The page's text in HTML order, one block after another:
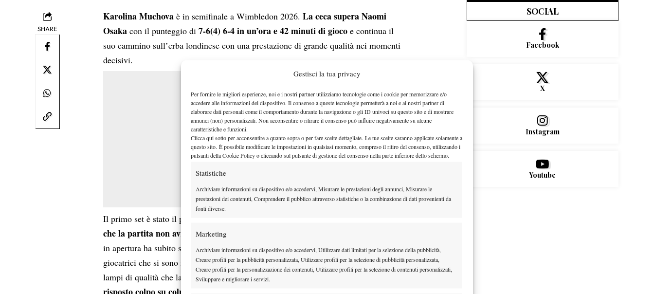
Gestisci la tua privacy
Per fornire le migliori esperienze, noi e i nostri partner utilizziamo tecnologie come i cookie per memorizzare e/o
accedere alle informazioni del dispositivo. Il consenso a queste tecnologie permetterà a noi e ai nostri partner di
elaborare dati personali come il comportamento durante la navigazione o gli ID univoci su questo sito e di mostrare
annunci (non) personalizzati. Non acconsentire o ritirare il consenso può influire negativamente su alcune
caratteristiche e funzioni.
Clicca qui sotto per acconsentire a quanto sopra o per fare scelte dettagliate. Le tue scelte saranno applicate solamente a
questo sito. È possibile modificare le impostazioni in qualsiasi momento, compreso il ritiro del consenso, utilizzando i
pulsanti della Cookie Policy o cliccando sul pulsante di gestione del consenso nella parte inferiore dello schermo.
Statistiche
Archiviare informazioni su dispositivo e/o accedervi, Misurare le prestazioni degli annunci, Misurare le
prestazioni dei contenuti, Comprendere il pubblico attraverso statistiche o la combinazione di dati provenienti da
fonti diverse.
Marketing
Archiviare informazioni su dispositivo e/o accedervi, Utilizzare dati limitati per la selezione della pubblicità,
Creare profili per la pubblicità personalizzata, Utilizzare profili per la selezione di pubblicità personalizzata,
Creare profili per la personalizzazione dei contenuti, Utilizzare profili per la selezione di contenuti personalizzati,
Sviluppare e migliorare i servizi.
SHARE
Karolina Muchova è in semifinale a Wimbledon 2026.La ceca supera Naomi
Osaka con il punteggio di7-6(4) 6-4 in un’ora e 42 minuti di gioco e continua il
suo cammino sull’erba londinese con una prestazione di grande qualità nei momenti
decisivi.
Il primo set è stato il più combattuto e spettacolare.
che la partita non avrebbe avuto un padrone chiaro
in apertura ha subito segnato i toni di un parziale in equilibrio costante, con le due
giocatrici che si sono neutralizzate a vicenda per larghi tratti. Osaka ha mostrato i
lampi di qualità che la rendono pericolosa su qualsiasi superficie, ma
Muchova ha
risposto colpo su colpo
SOCIAL
Facebook
X
Instagram
Youtube